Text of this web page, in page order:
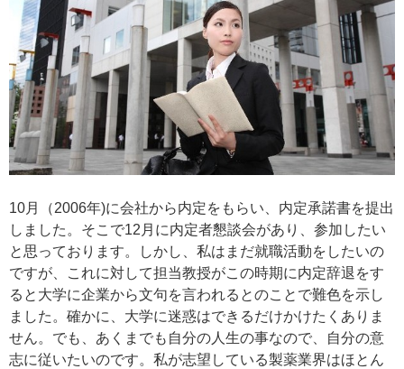
10月（2006年)に会社から内定をもらい、内定承諾書を提出
しました。そこで12月に内定者懇談会があり、参加したい
と思っております。しかし、私はまだ就職活動をしたいの
ですが、これに対して担当教授がこの時期に内定辞退をす
ると大学に企業から文句を言われるとのことで難色を示し
ました。確かに、大学に迷惑はできるだけかけたくありま
せん。でも、あくまでも自分の人生の事なので、自分の意
志に従いたいのです。私が志望している製薬業界はほとん